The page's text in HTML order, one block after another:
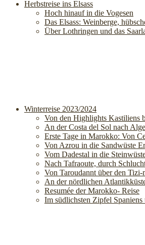
Herbstreise ins Elsass
Hoch hinauf in die Vogesen
Das Elsass: Weinberge,
Über Lothringen und das
Winterreise 2023/2024
Von den Highlights Kastiliens
An der Costa del Sol nach
Erste Tage in Marokko: Von
Von Azrou in die Sandwüste
Vom Dadestal in die
Nach Tafraoute, durch
Von Taroudannt über den Tizi-
An der nördlichen
Resumée der Marokko- Reise
Im südlichsten Zipfel